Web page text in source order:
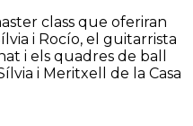
class que oferiran
i Rocío, el guitarrista
i els quadres de ball
i Meritxell de la Casa